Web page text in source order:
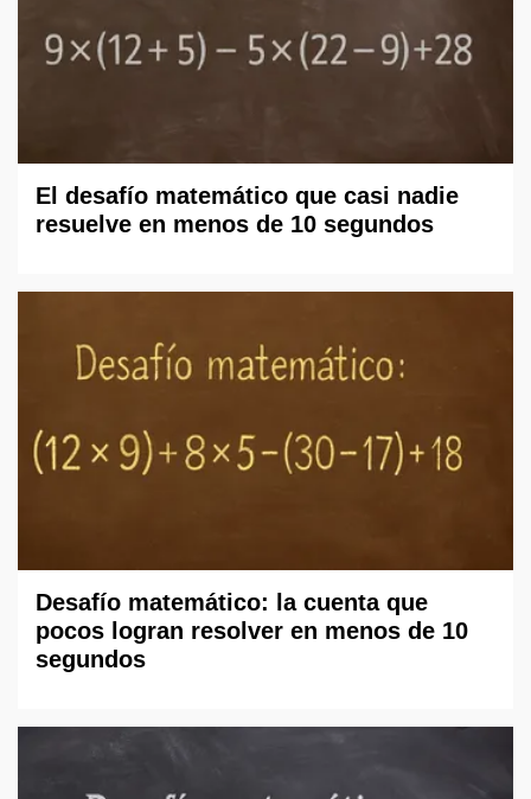
El desafío matemático que casi nadie
resuelve en menos de 10 segundos
Desafío matemático: la cuenta que
pocos logran resolver en menos de 10
segundos